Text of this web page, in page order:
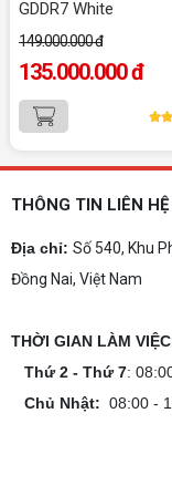
GDDR7 White
149.000.000 đ
135.000.000 đ
THÔNG TIN LIÊN HỆ
Địa chỉ: Số 540, Khu
Đồng Nai, Việt Nam
THỜI GIAN LÀM
Thứ 2 - Thứ 7:
Chủ Nhật: 08:00 -